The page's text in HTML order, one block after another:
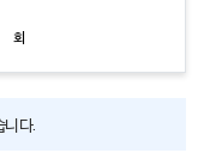
회
다.